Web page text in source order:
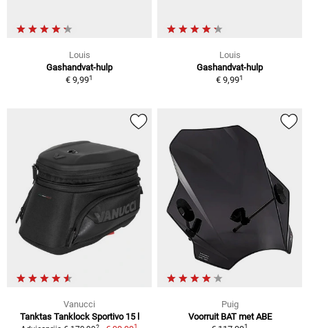
Louis
Gashandvat-hulp
€ 9,991
Louis
Gashandvat-hulp
€ 9,991
Vanucci
Tanktas Tanklock Sportivo 15 l
1
Puig
Voorruit BAT met ABE
1